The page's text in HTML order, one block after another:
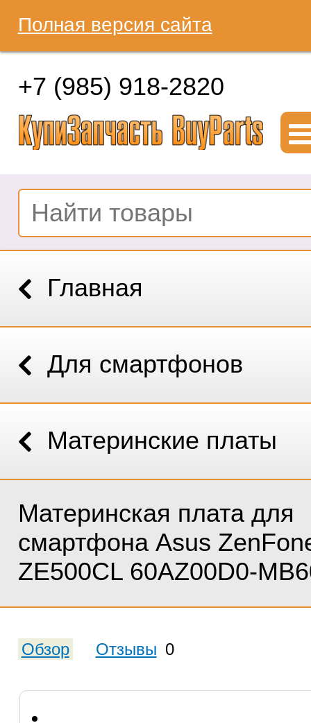
Полная версия сайта
+7 (985) 918-2820
Главная
Для смартфонов
Материнские платы
Материнская плата для
смартфона Asus
ZE500CL 60AZ00D0-
Обзор Отзывы 0